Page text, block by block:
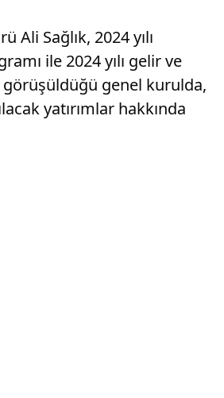
Ali Sağlık, 2024 yılı
ile 2024 yılı gelir ve
genel kurulda,
yatırımlar hakkında